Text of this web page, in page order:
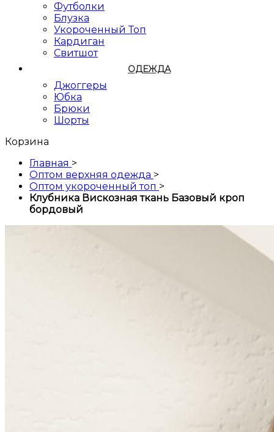
Футболки
Блузка
Укороченный Топ
Кардиган
Свитшот
ОДЕЖДА
Джоггеры
Юбка
Брюки
Шорты
Корзина
Главная >
Оптом верхняя одежда >
Оптом укороченный топ >
Клубника Вискозная ткань Базовый кроп
бордовый